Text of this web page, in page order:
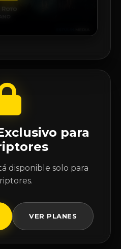
para
disponible solo para
VER PLANES